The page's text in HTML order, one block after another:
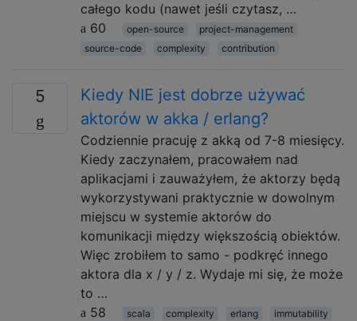
całego kodu (nawet jeśli czytasz, …
60
open-source
project-management
source-code
complexity contribution
5
Kiedy NIE jest dobrze używać
aktorów w akka / erlang?
Codziennie pracuję z akką od 7-8 miesięcy.
Kiedy zaczynałem, pracowałem nad
aplikacjami i zauważyłem, że aktorzy będą
wykorzystywani praktycznie w dowolnym
miejscu w systemie aktorów do
komunikacji między większością obiektów.
Więc zrobiłem to samo - podkręć innego
aktora dla x / y / z. Wydaje mi się, że może
to …
58
scala complexity erlang
immutability